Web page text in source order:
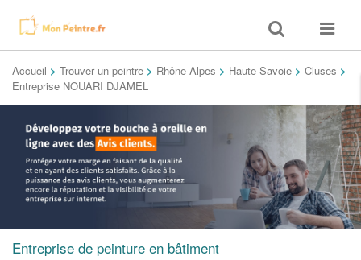
Toggle
search
Toggle
Accueil > Trouver un peintre > Rhône-Alpes > Haute-Savoie > Cluses >
Entreprise NOUARI DJAMEL
Entreprise de peinture en bâtiment